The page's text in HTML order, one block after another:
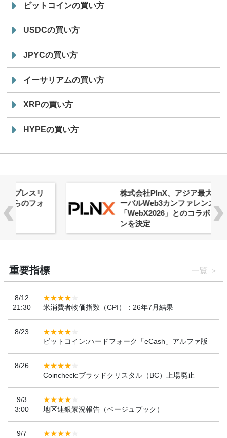
ビットコインの買い方
USDCの買い方
JPYCの買い方
イーサリアムの買い方
XRPの買い方
HYPEの買い方
株式会社PlnX、アジア最大級のグロ
ーバルWeb3カンファレンス
「WebX2026」とのコラボレーショ
重要指標 一覧
8/12
21:30
米消費者物価指数（CPI）：26年7月結果
8/23
ビットコイン:ハードフォーク「eCash」アルファ版
8/26
Coincheck:ブラッドクリスタル（BC）上場廃止
9/3
3:00
地区連銀景況報告（ベージュブック）
9/7